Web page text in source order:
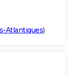
Atlantiques)